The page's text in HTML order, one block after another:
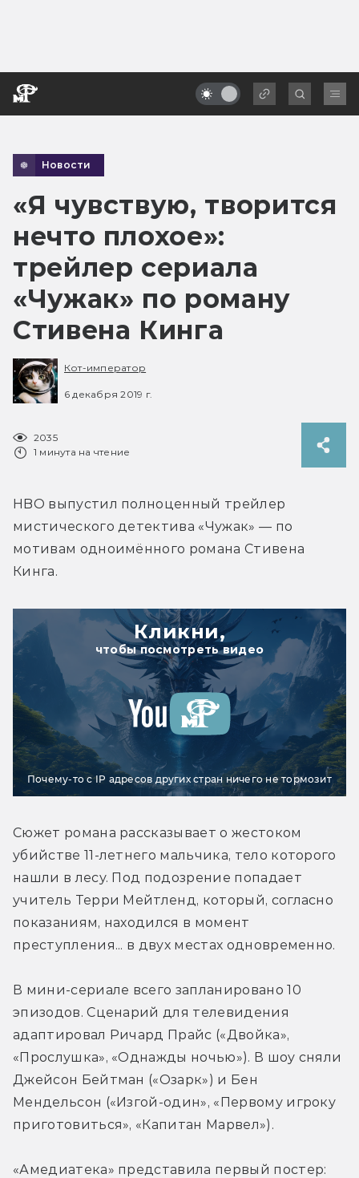
Новости
«Я чувствую, творится
нечто плохое»:
трейлер сериала
«Чужак» по роману
Стивена Кинга
Кот-император
6 декабря 2019 г.
2035
1 минута на чтение
HBO выпустил полноценный трейлер
мистического детектива «Чужак» — по
мотивам одноимённого романа Стивена
Кинга.
Кликни,
чтобы посмотреть видео
Почему-то с IP адресов других стран ничего не тормозит
Сюжет романа рассказывает о жестоком
убийстве 11-летнего мальчика, тело которого
нашли в лесу. Под подозрение попадает
учитель Терри Мейтленд, который, согласно
показаниям, находился в момент
преступления... в двух местах одновременно.
В мини-сериале всего запланировано 10
эпизодов. Сценарий для телевидения
адаптировал Ричард Прайс («Двойка»,
«Прослушка», «Однажды ночью»). В шоу сняли
Джейсон Бейтман («Озарк») и Бен
Мендельсон («Изгой-один», «Первому игроку
приготовиться», «Капитан Марвел»).
«Амедиатека» представила первый постер: